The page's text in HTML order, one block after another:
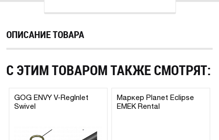
ОПИСАНИЕ ТОВАРА
С ЭТИМ ТОВАРОМ ТАКЖЕ СМОТРЯТ:
GOG ENVY V-RegInlet
Swivel
Маркер Planet Eclipse
EMEK Rental